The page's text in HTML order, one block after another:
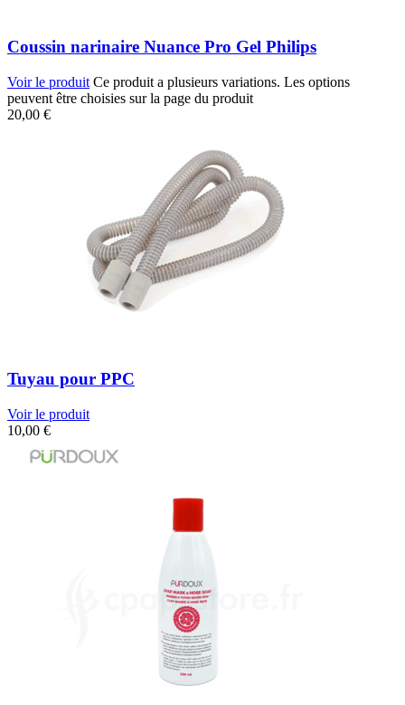
Coussin narinaire Nuance Pro Gel Philips
Voir le produit Ce produit a plusieurs variations. Les options
peuvent être choisies sur la page du produit
20,00 €
Tuyau pour PPC
Voir le produit
10,00 €